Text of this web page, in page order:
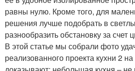
равны нулю. Кроме того, для
решения лучше подобрать в
разнообразить обстановку за счет
В этой статье мы собрали фото
реализованного проекта кухни 2